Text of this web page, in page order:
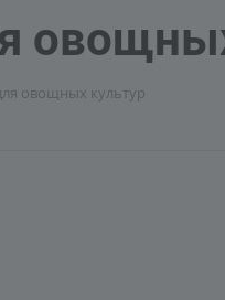
овощных культур